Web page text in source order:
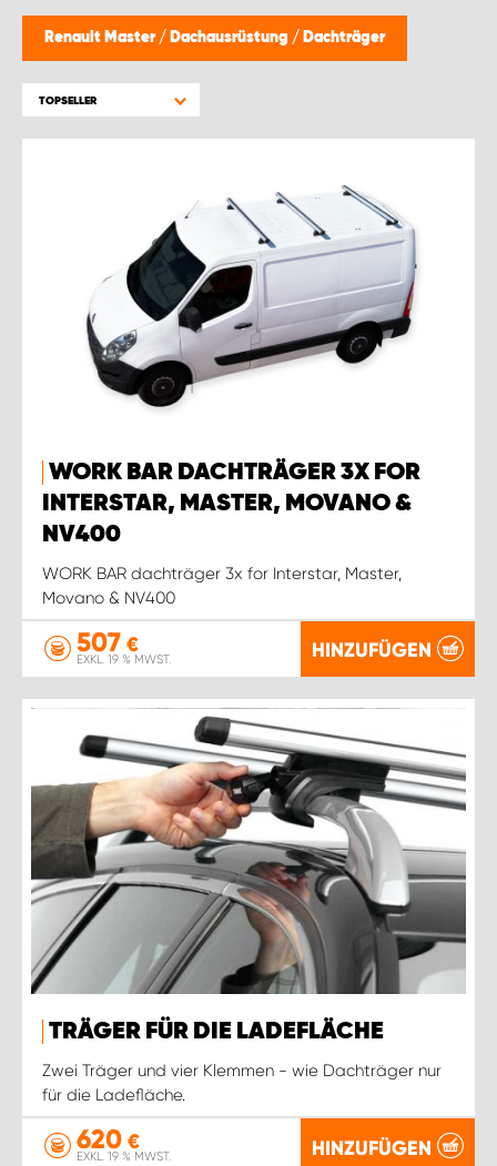
Renault Master / Dachausrüstung / Dachträger
TOPSELLER
WORK BAR DACHTRÄGER 3X FOR
INTERSTAR, MASTER, MOVANO &
NV400
WORK BAR dachträger 3x for Interstar, Master,
Movano & NV400
507 €
EXKL. 19 % MWST. HINZUFÜGEN
TRÄGER FÜR DIE LADEFLÄCHE
Zwei Träger und vier Klemmen - wie Dachträger nur
für die Ladefläche.
620 €
EXKL. 19 % MWST. HINZUFÜGEN
WORK SYSTEM MAGDEBURG
WORK SYSTEM MÜNCHEN
WORK SYSTEM OSNABRÜCK
WORK SYSTEM ROSTOCK